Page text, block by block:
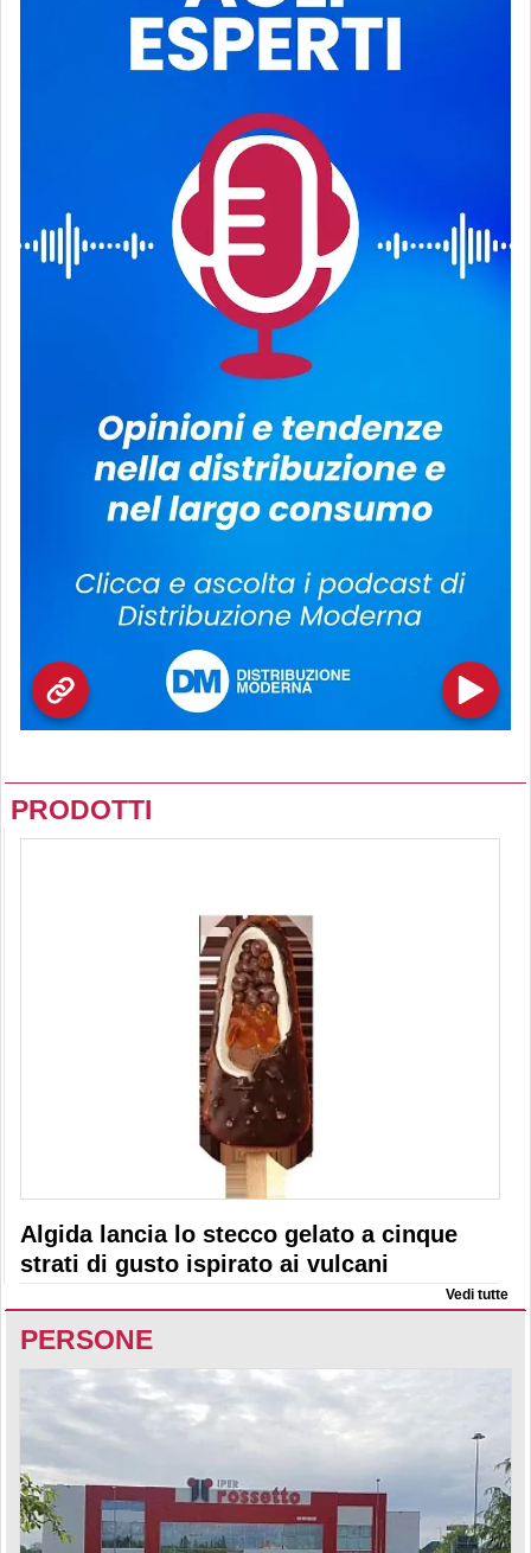
PRODOTTI
Algida lancia lo stecco gelato a cinque
strati di gusto ispirato ai vulcani
Vedi tutte
PERSONE